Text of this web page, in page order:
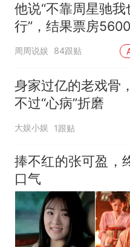
热 制
么？
他说“不靠周星驰我
行”，结果票房
豆瓣4.0
周周说娱 84跟贴
身家过亿的老戏骨
不过“心病”折磨
大娱小娱 1跟贴
捧不红的张可盈，
口气